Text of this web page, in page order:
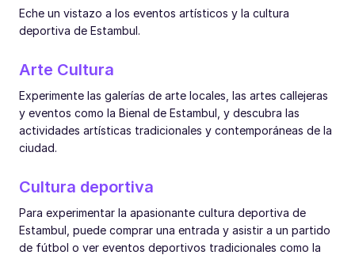
Eche un vistazo a los eventos artísticos y la cultura
deportiva de Estambul.
Arte Cultura
Experimente las galerías de arte locales, las artes callejeras
y eventos como la Bienal de Estambul, y descubra las
actividades artísticas tradicionales y contemporáneas de la
ciudad.
Cultura deportiva
Para experimentar la apasionante cultura deportiva de
Estambul, puede comprar una entrada y asistir a un partido
de fútbol o ver eventos deportivos tradicionales como la